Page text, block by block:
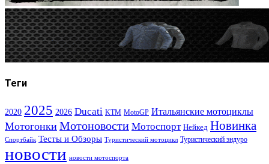
Теги
2020 2025 2026 Ducati KTM MotoGP Итальянские мотоциклы
Мотогонки Мотоновости Мотоспорт Нейкед Новинка
Спортбайк Тесты и Обзоры Туристический мотоцикл Туристический эндуро
новости новости мотоспорта